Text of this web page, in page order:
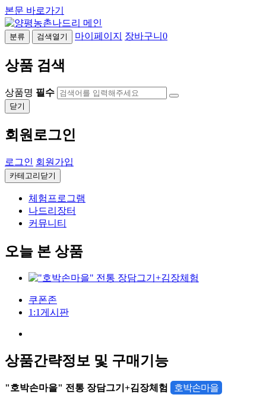
본문 바로가기
분류 검색열기 마이페이지 장바구니 0
상품 검색
상품명 필수
닫기
회원로그인
로그인 회원가입
카테고리닫기
체험프로그램
나드리장터
커뮤니티
오늘 본 상품
쿠폰존
1:1게시판
상품간략정보 및 구매기능
"호박손마을" 전통 장담그기+김장체험 호박손마을